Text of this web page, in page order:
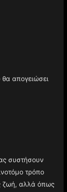
θα απογειώσει
συστήσουν
τρόπο
ζωή, αλλά όπως